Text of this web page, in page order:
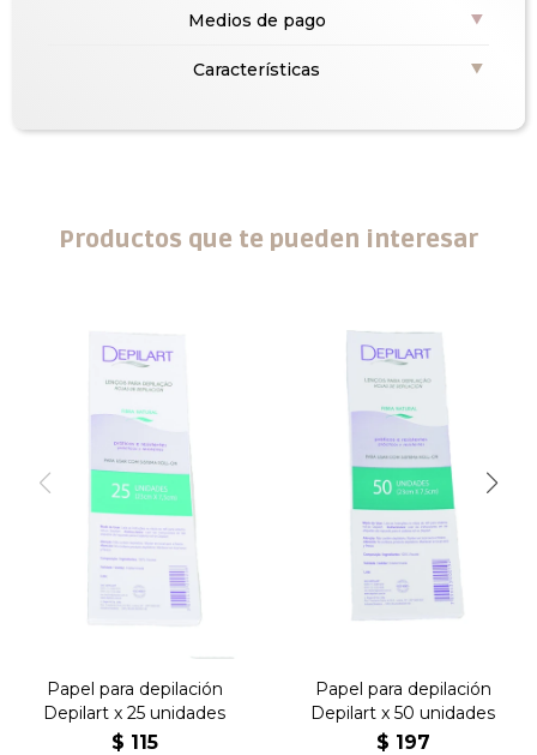
Medios de pago
Características
Productos que te pueden interesar
Papel para depilación
Depilart x 25 unidades
$ 115
Papel para depilación
Depilart x 50 unidades
$ 197